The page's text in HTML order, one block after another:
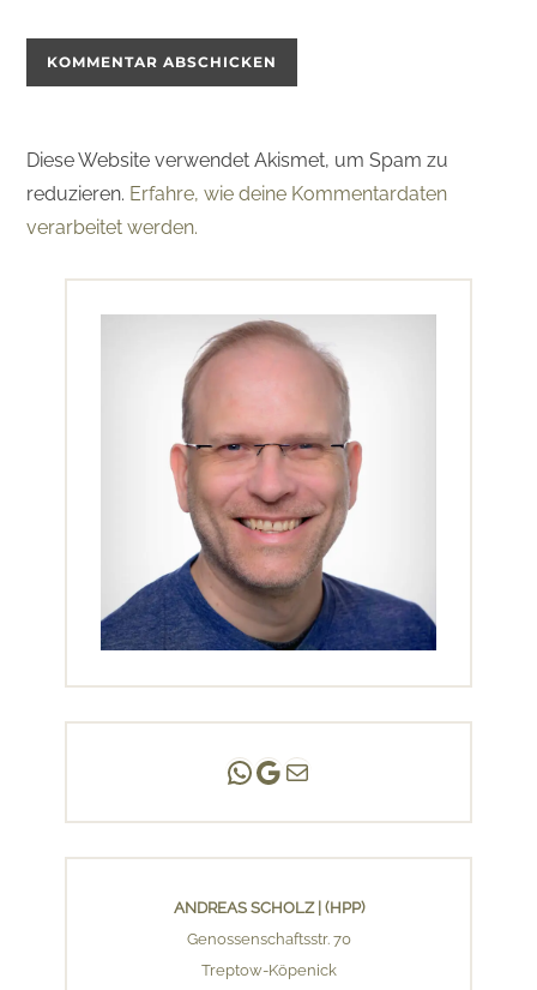
Diese Website verwendet Akismet, um Spam zu
reduzieren. Erfahre, wie deine Kommentardaten
verarbeitet werden.
Andreas Scholz | (HPP)
Praxis Adlershof
E-Mail an mich ...
ANDREAS SCHOLZ | (HPP)
Genossenschaftsstr. 70
Treptow-Köpenick